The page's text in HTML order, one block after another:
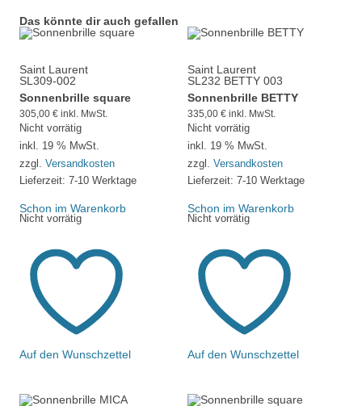
Das könnte dir auch gefallen
Saint Laurent
SL309-002
Sonnenbrille square
305,00 € inkl. MwSt.
Nicht vorrätig
inkl. 19 % MwSt.
zzgl. Versandkosten
Lieferzeit: 7-10 Werktage
Schon im Warenkorb
Nicht vorrätig
Auf den Wunschzettel
Saint Laurent
SL232 BETTY 003
Sonnenbrille BETTY
335,00 € inkl. MwSt.
Nicht vorrätig
inkl. 19 % MwSt.
zzgl. Versandkosten
Lieferzeit: 7-10 Werktage
Schon im Warenkorb
Nicht vorrätig
Auf den Wunschzettel